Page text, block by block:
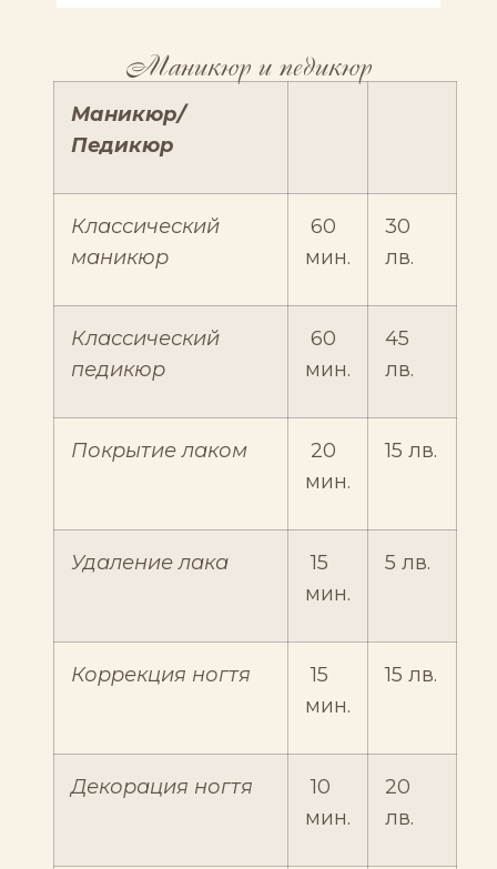
Маникюр и педикюр
Маникюр/
Педикюр
Классический
маникюр
60
мин.
30
лв.
Классический
педикюр
60
мин.
45
лв.
Покрытие лаком
20
мин.
15 лв.
Удаление лака
15
мин.
5 лв.
Коррекция ногтя
15
мин.
15 лв.
Декорация ногтя
10
мин.
20
лв.